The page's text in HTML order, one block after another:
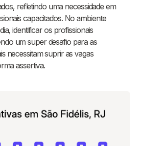
refletindo uma necessidade em
capacitados. No ambiente
identificar os profissionais
um super desafio para as
necessitam suprir as vagas
assertiva.